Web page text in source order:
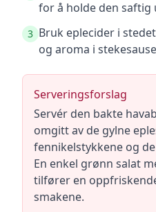
for å holde den saftig
3 Bruk eplecider i
og aroma i
Serveringsforslag
Servér den bakte
omgitt av de gylne
fennikelstykkene og
En enkel grønn salat
tilfører en
smakene.